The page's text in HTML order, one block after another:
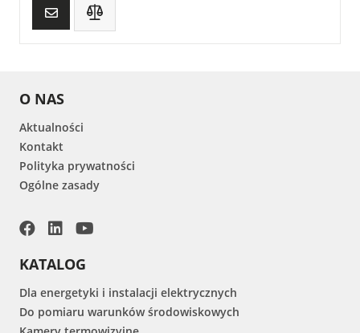
O NAS
Aktualności
Kontakt
Polityka prywatności
Ogólne zasady
KATALOG
Dla energetyki i instalacji elektrycznych
Do pomiaru warunków środowiskowych